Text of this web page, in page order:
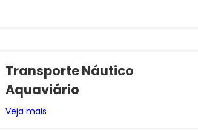
Transporte Náutico
Aquaviário
Veja mais